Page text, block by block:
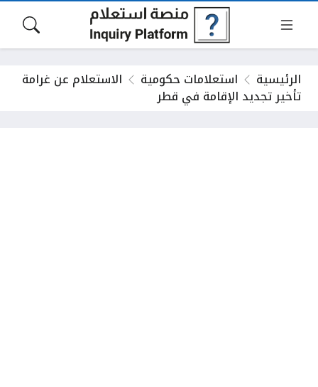
الرئيسية استعلامات حكومية الاستعلام عن غرامة
تأخير تجديد الإقامة في قطر